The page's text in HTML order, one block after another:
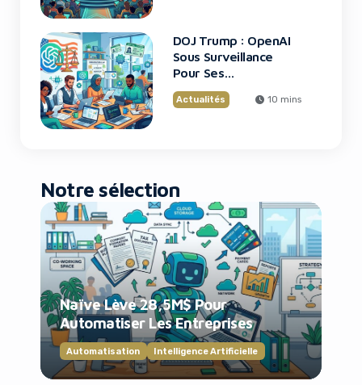
DOJ Trump : OpenAI
Sous Surveillance
Pour Ses
Recrutements
Actualités 10 mins
Notre sélection
Naïve Lève 28,5M$ Pour
Automatiser Les Entreprises
Automatisation Intelligence Artificielle